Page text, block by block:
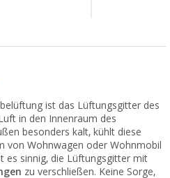
ist das Lüftungsgitter des
in den Innenraum des
besonders kalt, kühlt diese
von Wohnwagen oder Wohnmobil
es sinnig, die Lüftungsgitter mit
zu verschließen. Keine Sorge,